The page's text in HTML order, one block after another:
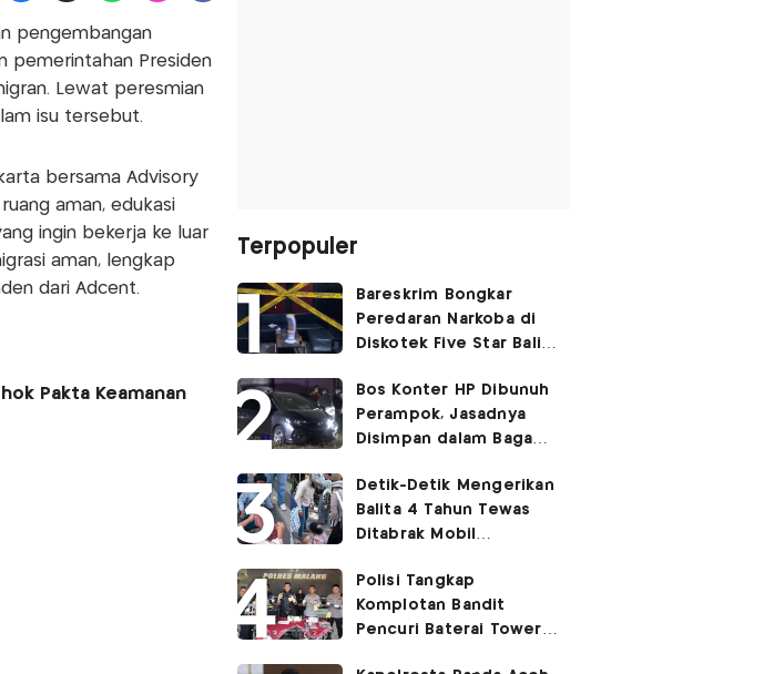
pengembangan
pemerintahan Presiden
Lewat peresmian
isu tersebut.
bersama Advisory
aman, edukasi
ingin bekerja ke luar
aman, lengkap
dari Adcent.
Pakta Keamanan
Terpopuler
Bareskrim Bongkar
Peredaran Narkoba di
Diskotek Five Star Bali,
Bos Konter HP Dibunuh
Perampok, Jasadnya
Disimpan dalam Bagasi
Detik-Detik Mengerikan
Balita 4 Tahun Tewas
Ditabrak Mobil
Polisi Tangkap
Komplotan Bandit
Pencuri Baterai Tower,